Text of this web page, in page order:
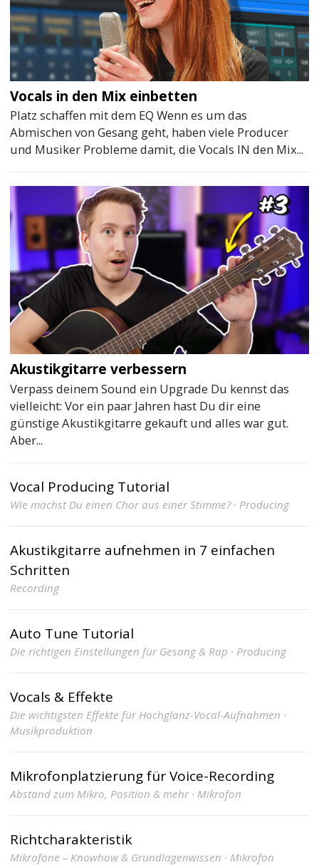
Vocals in den Mix einbetten
Platz schaffen mit dem EQ Wenn es um das
Abmischen von Gesang geht, haben viele Producer
und Musiker Probleme damit, die Vocals IN den Mix...
Akustikgitarre verbessern
Verpass deinem Sound ein Upgrade Du kennst das
vielleicht: Vor ein paar Jahren hast Du dir eine
günstige Akustikgitarre gekauft und alles war gut.
Aber...
Vocal Producing Tutorial
Wie machst Du einen Chor aus einer Stimme? · Producing
Akustikgitarre aufnehmen in 7 einfachen
Schritten
Recording
Auto Tune Tutorial
Die richtigen Einstellungen für Gesang & Rap · Producing
Vocals & Effekte
Die wichtigsten Effekte für Hochglanz-Vocal-Aufnahmen ·
Musikproduktion
Mikrofonplatzierung für Voice-Recording
Abstand zum Mikro, Position & mehr · Mikrofon
Richtcharakteristik
Mikrofone – Knowhow & Grundlagenwissen · Mikrofon